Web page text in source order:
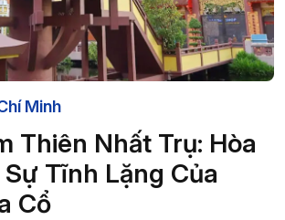
Minh
Thiên Nhất Trụ: Hòa
Tĩnh Lặng Của
Cổ